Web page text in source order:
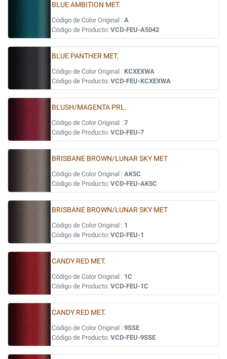
BLUE AMBITION MET.
Código de Color Original : A
Código de Producto: VCD-FEU-A5042
BLUE PANTHER MET.
Código de Color Original : KCXEXWA
Código de Producto: VCD-FEU-KCXEXWA
BLUSH/MAGENTA PRL.
Código de Color Original : 7
Código de Producto: VCD-FEU-7
BRISBANE BROWN/LUNAR SKY MET
Código de Color Original : AK5C
Código de Producto: VCD-FEU-AK5C
BRISBANE BROWN/LUNAR SKY MET
Código de Color Original : 1
Código de Producto: VCD-FEU-1
CANDY RED MET.
Código de Color Original : 1C
Código de Producto: VCD-FEU-1C
CANDY RED MET.
Código de Color Original : 9SSE
Código de Producto: VCD-FEU-9SSE